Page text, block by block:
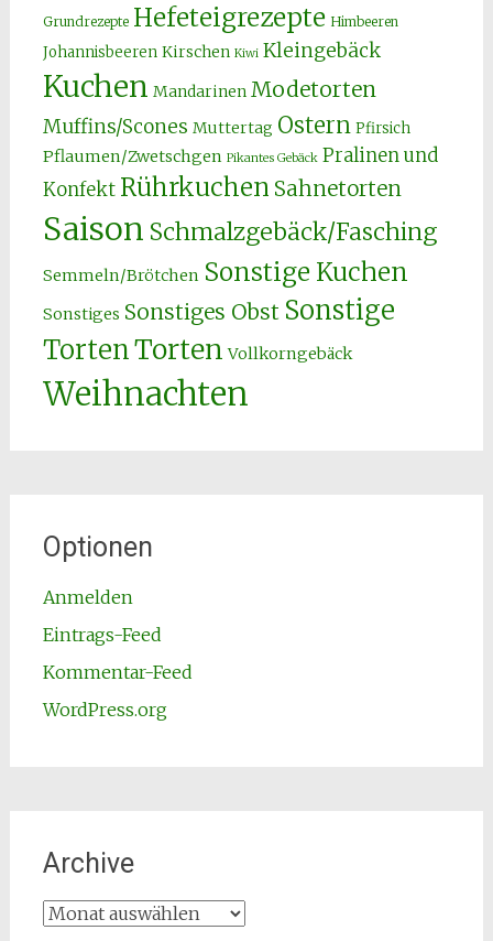
Grundrezepte Hefeteigrezepte Himbeeren
Johannisbeeren Kirschen Kiwi Kleingebäck
Kuchen Mandarinen Modetorten
Muffins/Scones Muttertag Ostern Pfirsich
Pflaumen/Zwetschgen Pikantes Gebäck Pralinen und
Konfekt Rührkuchen Sahnetorten
Saison Schmalzgebäck/Fasching
Semmeln/Brötchen Sonstige Kuchen
Sonstiges Sonstiges Obst Sonstige
TortenTorten Vollkorngebäck
Weihnachten
Optionen
Anmelden
Eintrags-Feed
Kommentar-Feed
WordPress.org
Archive
Archive